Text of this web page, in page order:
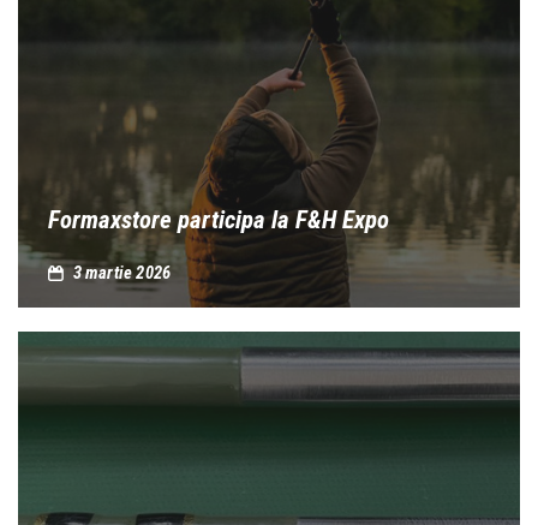
Formaxstore participa la F&H Expo
3 martie 2026